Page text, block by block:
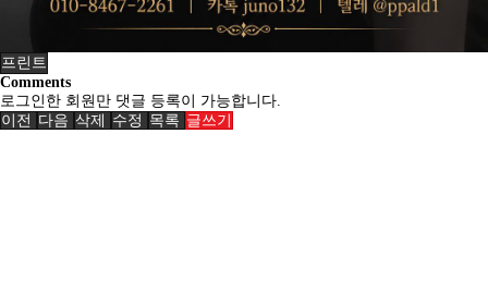
프린트
Comments
로그인한 회원만 댓글 등록이 가능합니다.
이전 다음 삭제 수정 목록 글쓰기